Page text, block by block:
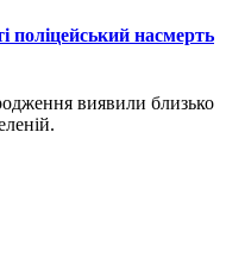
поліцейський насмерть
виявили близько